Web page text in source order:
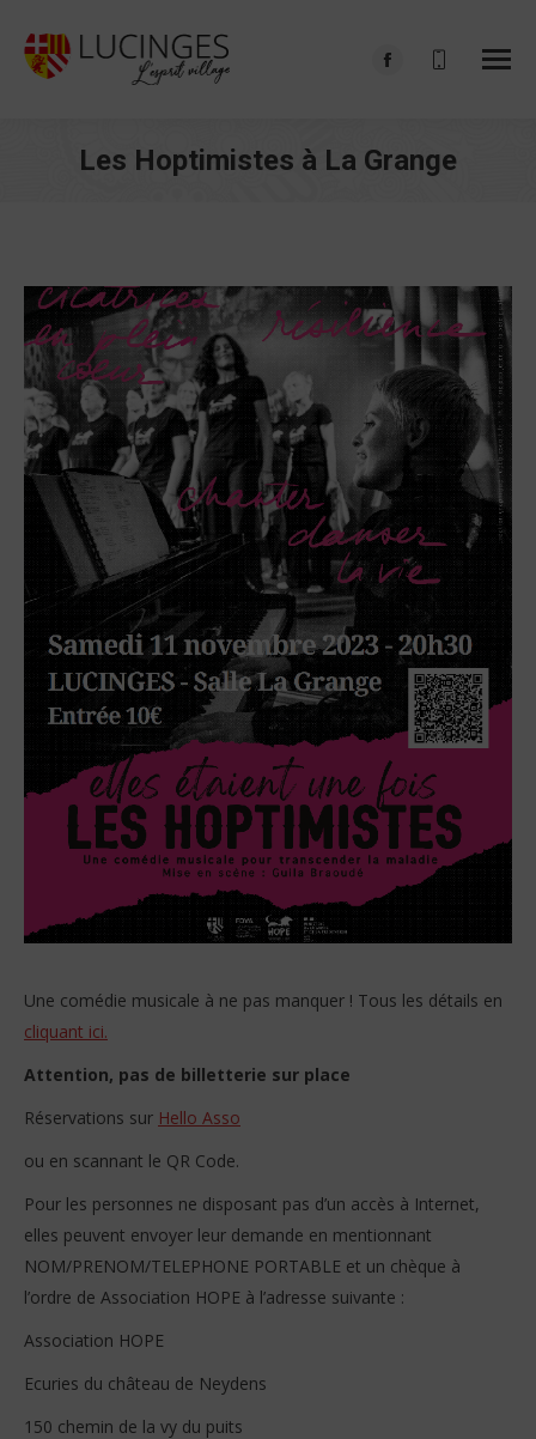
Facebook
in
Les Hoptimistes à La Grange
Une comédie musicale à ne pas manquer ! Tous les détails en
cliquant ici.
Attention, pas de billetterie sur place
Réservations sur Hello Asso
ou en scannant le QR Code.
Pour les personnes ne disposant pas d’un accès à Internet,
elles peuvent envoyer leur demande en mentionnant
NOM/PRENOM/TELEPHONE PORTABLE et un chèque à
l’ordre de Association HOPE à l’adresse suivante :
Association HOPE
Ecuries du château de Neydens
150 chemin de la vy du puits